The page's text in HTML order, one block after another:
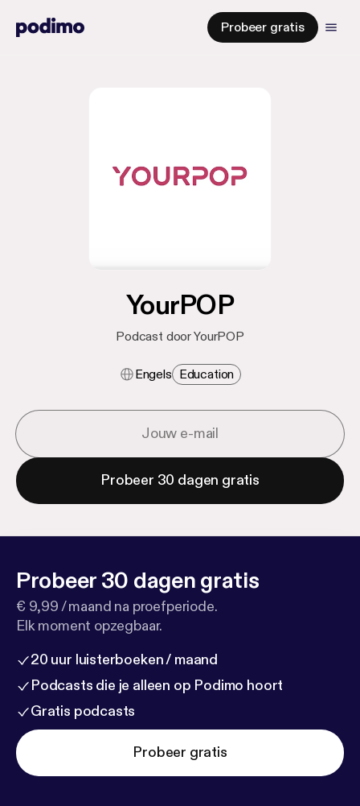
Probeer gratis
YourPOP
Podcast door YourPOP
Engels Education
Probeer 30 dagen gratis
Probeer 30 dagen gratis
€ 9,99 / maand na proefperiode.
Elk moment opzegbaar.
20 uur luisterboeken / maand
Podcasts die je alleen op Podimo hoort
Gratis podcasts
Probeer gratis